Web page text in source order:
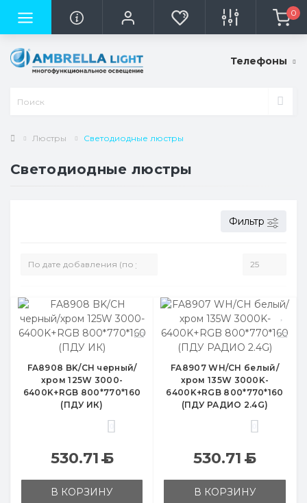
0
Телефоны
Люстры Светодиодные люстры
Светодиодные люстры
Фильтр
FA8908 BK/CH черный/
хром 125W 3000-
6400K+RGB 800*770*160
(ПДУ ИК)
530.71Б
В КОРЗИНУ
FA8907 WH/CH белый/
хром 135W 3000K-
6400K+RGB 800*770*160
(ПДУ РАДИО 2.4G)
530.71Б
В КОРЗИНУ